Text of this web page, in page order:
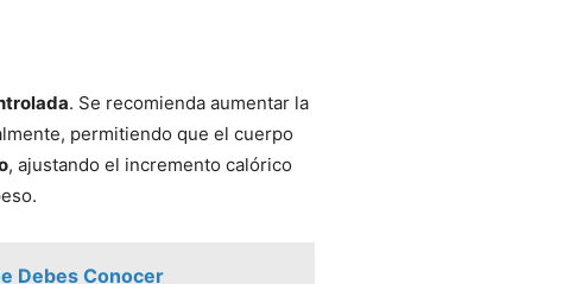
. Se recomienda aumentar la
permitiendo que el cuerpo
, ajustando el incremento calórico
Debes Conocer